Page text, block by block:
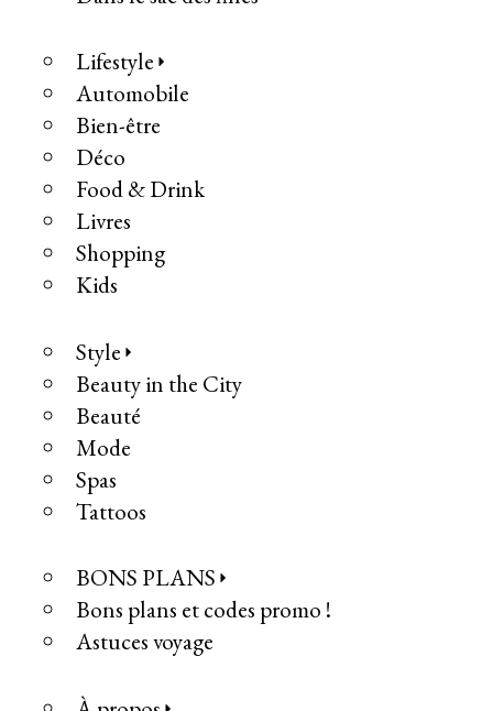
Lifestyle
Automobile
Bien-être
Déco
Food & Drink
Livres
Shopping
Kids
Style
Beauty in the City
Beauté
Mode
Spas
Tattoos
BONS PLANS
Bons plans et codes promo !
Astuces voyage